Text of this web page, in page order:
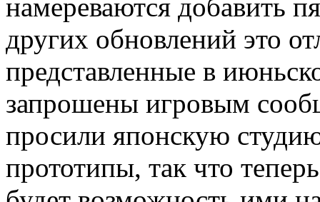
намереваются добавить
других обновлений это
представленные в
запрошены игровым
просили японскую
прототипы, так что